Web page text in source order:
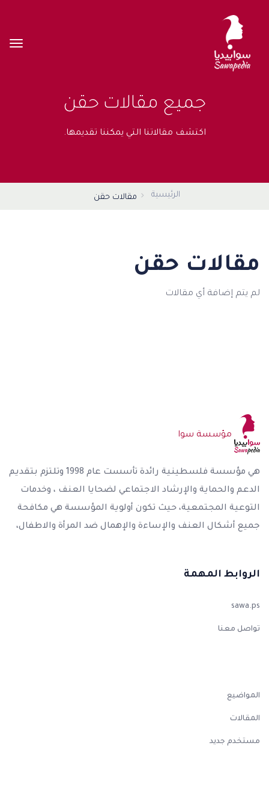
جميع مقالات حقن
اكتشف مقالاتنا التي يمكننا تقديمها.
الرئيسية مقالات حقن
مقالات حقن
لم يتم إضافة أي مقالات
مؤسسة سوا
هي مؤسسة فلسطينية رائدة تأسست عام 1998 وتلتزم بتقديم
الدعم والحماية والإرشاد الاجتماعي لضحايا العنف ، وخدمات
التوعية المجتمعية، حيث تكون أولوية المؤسسة هي مكافحة
جميع أشكال العنف والإساءة والإهمال ضد المرأة والاطفال،
الروابط المهمة
sawa.ps
تواصل معنا
المواضيع
المقالات
مستخدم جديد